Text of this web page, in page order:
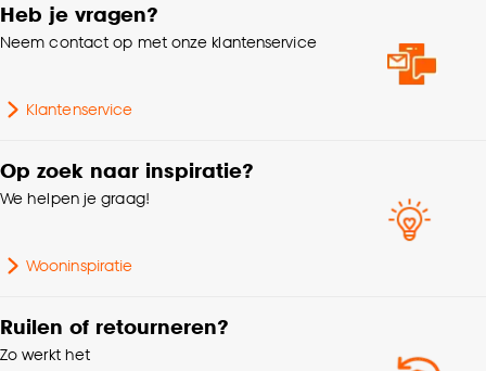
Heb je vragen?
Neem contact op met onze klantenservice
Klantenservice
Op zoek naar inspiratie?
We helpen je graag!
Wooninspiratie
Ruilen of retourneren?
Zo werkt het